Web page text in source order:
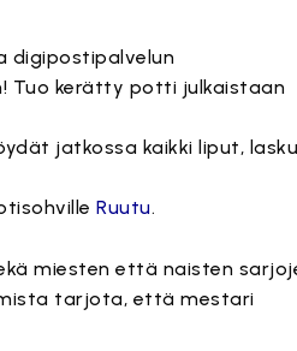
digipostipalvelun
Tuo kerätty potti julkaistaan
jatkossa kaikki liput,
Ruutu.
miesten että naisten
tarjota, että mestari